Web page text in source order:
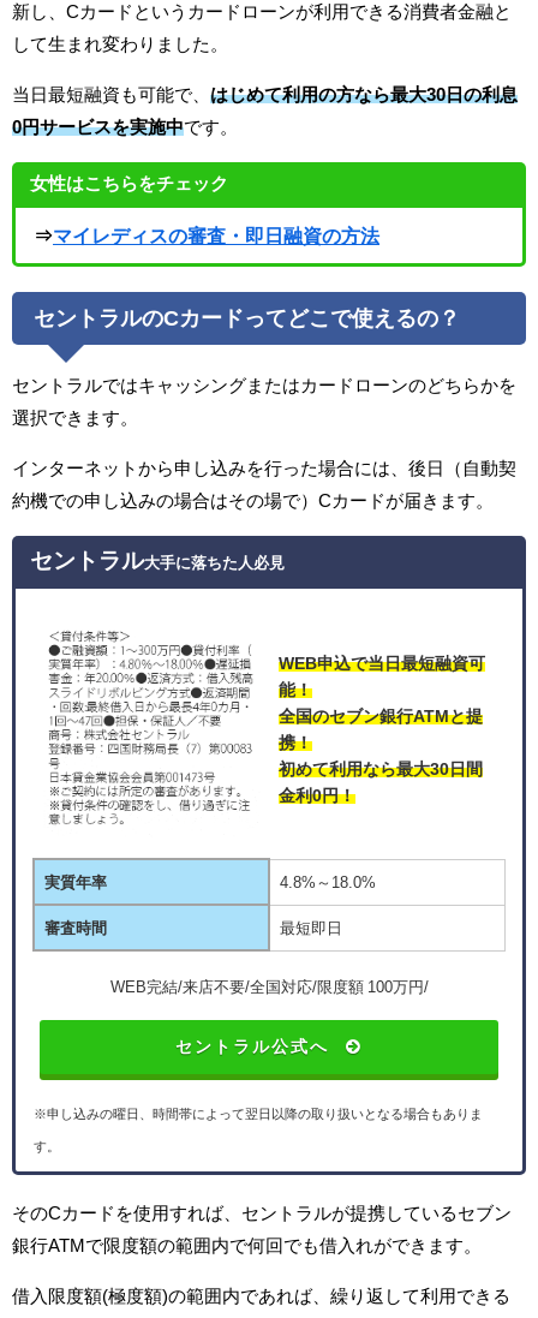
新し、Cカードというカードローンが利用できる消費者金融と
して生まれ変わりました。
当日最短融資も可能で、 はじめて利用の方なら最大30日の利息
0円サービスを実施中です。
女性はこちらをチェック
⇒マイレディスの審査・即日融資の方法
セントラルのCカードってどこで使えるの？
セントラルではキャッシングまたはカードローンのどちらかを
選択できます。
インターネットから申し込みを行った場合には、後日（自動契
約機での申し込みの場合はその場で）Cカードが届きます。
セントラル大手に落ちた人必見
WEB申込で当日最短融資可
能！
全国のセブン銀行ATMと提
携！
初めて利用なら最大30日間
金利0円！
実質年率 4.8%～18.0%
審査時間 最短即日
WEB完結/来店不要/全国対応/限度額 100万円/
セントラル公式へ
※申し込みの曜日、時間帯によって翌日以降の取り扱いとなる場合もありま
す。
そのCカードを使用すれば、セントラルが提携しているセブン
銀行ATMで限度額の範囲内で何回でも借入れができます。
借入限度額(極度額)の範囲内であれば、繰り返して利用できる